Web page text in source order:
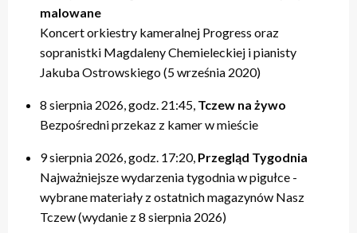
malowane
Koncert orkiestry kameralnej Progress oraz
sopranistki Magdaleny Chemieleckiej i pianisty
Jakuba Ostrowskiego (5 września 2020)
8 sierpnia 2026, godz. 21:45, Tczew na żywo
Bezpośredni przekaz z kamer w mieście
9 sierpnia 2026, godz. 17:20, Przegląd Tygodnia
Najważniejsze wydarzenia tygodnia w pigułce -
wybrane materiały z ostatnich magazynów Nasz
Tczew (wydanie z 8 sierpnia 2026)